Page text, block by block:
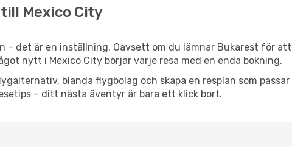
Mexico City
– det är en inställning. Oavsett om du lämnar Bukarest för
nytt i Mexico City börjar varje resa med en enda bokning.
blanda flygbolag och skapa en resplan som
– ditt nästa äventyr är bara ett klick bort.